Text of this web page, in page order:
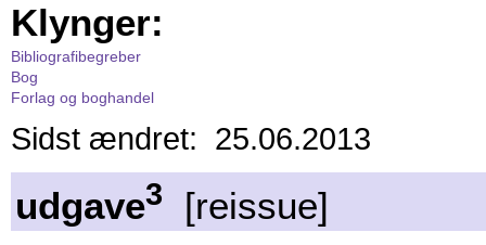
Klynger:
Bibliografibegreber
Bog
Forlag og boghandel
Sidst ændret: 25.06.2013
udgave3
[reissue]